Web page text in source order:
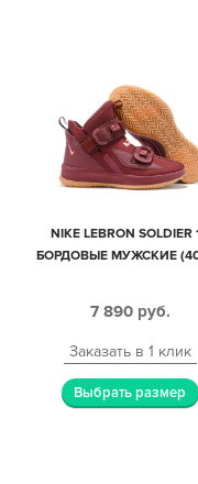
NIKE LEBRON SOLDIER
БОРДОВЫЕ МУЖСКИЕ
7 890 руб.
Заказать в 1 клик
Выбрать размер